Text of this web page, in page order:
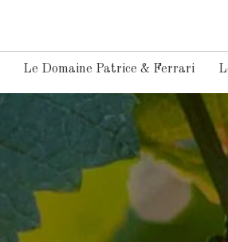
Le Domaine Patrice & Ferrari